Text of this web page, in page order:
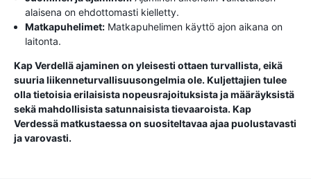
alaisena on ehdottomasti kielletty.
Matkapuhelimet: Matkapuhelimen käyttö ajon aikana on
laitonta.
Kap Verdellä ajaminen on yleisesti ottaen turvallista, eikä
suuria liikenneturvallisuusongelmia ole. Kuljettajien tulee
olla tietoisia erilaisista nopeusrajoituksista ja määräyksistä
sekä mahdollisista satunnaisista tievaaroista. Kap
Verdessä matkustaessa on suositeltavaa ajaa puolustavasti
ja varovasti.